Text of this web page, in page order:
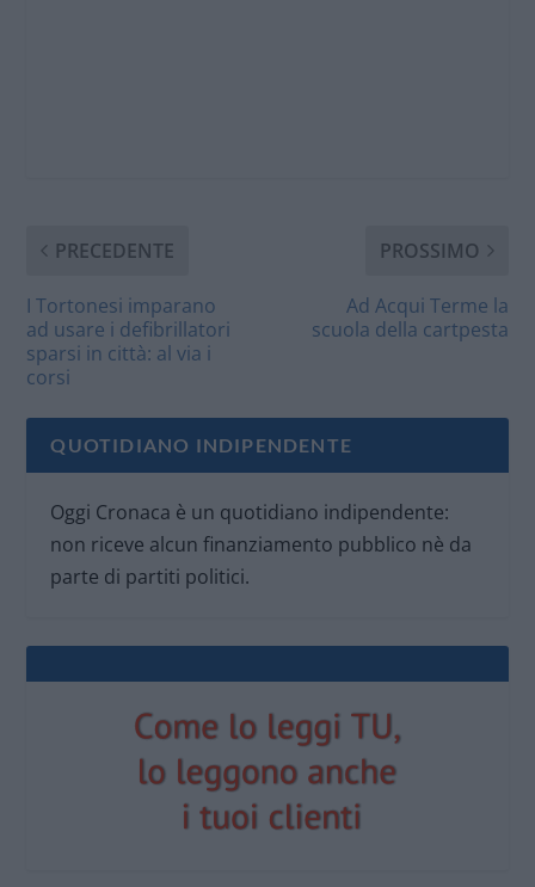
PRECEDENTE
I Tortonesi imparano
ad usare i defibrillatori
sparsi in città: al via i
corsi
PROSSIMO
Ad Acqui Terme la
scuola della cartpesta
QUOTIDIANO INDIPENDENTE
Oggi Cronaca è un quotidiano indipendente:
non riceve alcun finanziamento pubblico nè da
parte di partiti politici.